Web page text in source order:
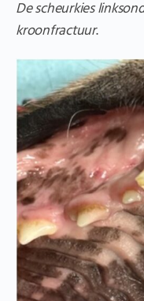
De scheurkies
kroonfractuur.